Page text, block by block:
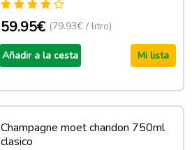
59.95€ (79.93€ / litro)
Añadir a la cesta Mi lista
Champagne moet chandon 750ml
clasico